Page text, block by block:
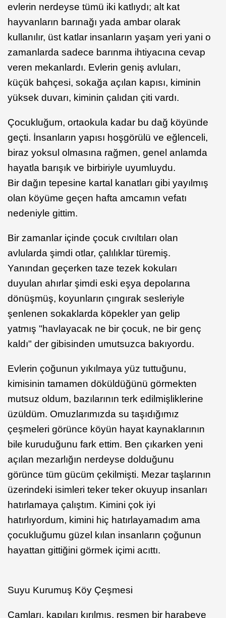
evlerin nerdeyse tümü iki katlıydı; alt kat
hayvanların barınağı yada ambar olarak
kullanılır, üst katlar insanların yaşam yeri yani o
zamanlarda sadece barınma ihtiyacına cevap
veren mekanlardı. Evlerin geniş avluları,
küçük bahçesi, sokağa açılan kapısı, kiminin
yüksek duvarı, kiminin çalıdan çiti vardı.
Çocukluğum, ortaokula kadar bu dağ köyünde
geçti. İnsanların yapısı hoşgörülü ve eğlenceli,
biraz yoksul olmasına rağmen, genel anlamda
hayatla barışık ve birbiriyle uyumluydu.
Bir dağın tepesine kartal kanatları gibi yayılmış
olan köyüme geçen hafta amcamın vefatı
nedeniyle gittim.
Bir zamanlar içinde çocuk cıvıltıları olan
avlularda şimdi otlar, çalılıklar türemiş.
Yanından geçerken taze tezek kokuları
duyulan ahırlar şimdi eski eşya depolarına
dönüşmüş, koyunların çıngırak sesleriyle
şenlenen sokaklarda köpekler yan gelip
yatmış "havlayacak ne bir çocuk, ne bir genç
kaldı" der gibisinden umutsuzca bakıyordu.
Evlerin çoğunun yıkılmaya yüz tuttuğunu,
kimisinin tamamen döküldüğünü görmekten
mutsuz oldum, bazılarının terk edilmişliklerine
üzüldüm. Omuzlarımızda su taşıdığımız
çeşmeleri görünce köyün hayat kaynaklarının
bile kuruduğunu fark ettim. Ben çıkarken yeni
açılan mezarlığın nerdeyse dolduğunu
görünce tüm gücüm çekilmişti. Mezar taşlarının
üzerindeki isimleri teker teker okuyup insanları
hatırlamaya çalıştım. Kimini çok iyi
hatırlıyordum, kimini hiç hatırlayamadım ama
çocukluğumu güzel kılan insanların çoğunun
hayattan gittiğini görmek içimi acıttı.
Suyu Kurumuş Köy Çeşmesi
Camları, kapıları kırılmış, resmen bir harabeye